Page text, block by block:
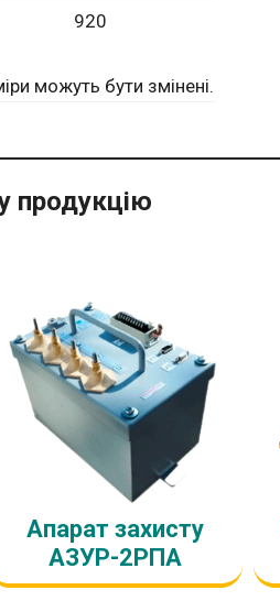
920
можуть бути змінені.
продукцію
Апарат захисту
АЗУР-2РПА